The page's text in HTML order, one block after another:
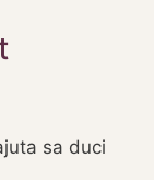
sa duci